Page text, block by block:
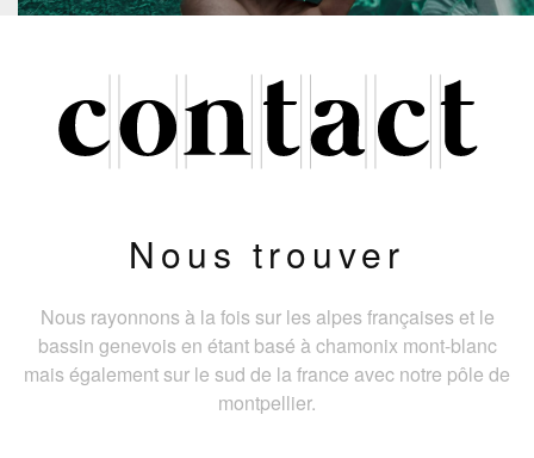
Nous trouver
Nous rayonnons à la fois sur les alpes françaises et le
bassin genevois en étant basé à chamonix mont-blanc
mais également sur le sud de la france avec notre pôle de
montpellier.